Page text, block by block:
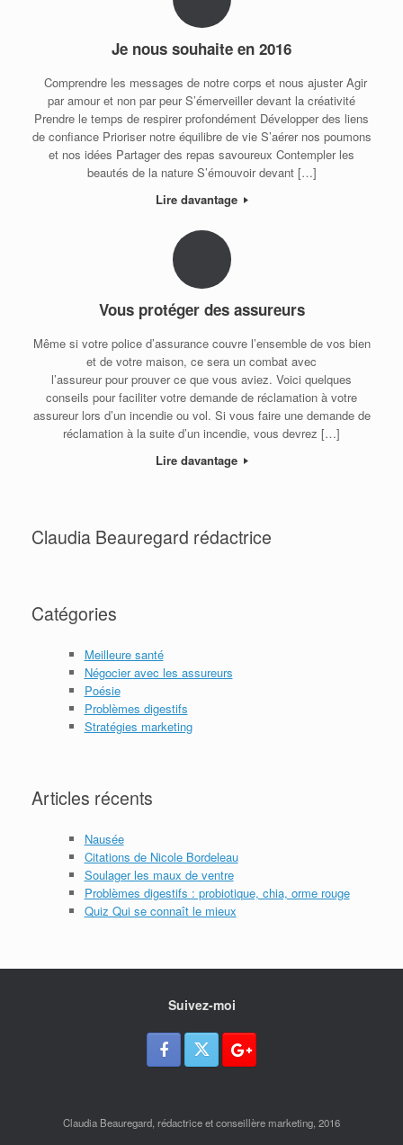
Je nous souhaite en 2016
Comprendre les messages de notre corps et nous ajuster Agir
par amour et non par peur S’émerveiller devant la créativité
Prendre le temps de respirer profondément Développer des liens
de confiance Prioriser notre équilibre de vie S’aérer nos poumons
et nos idées Partager des repas savoureux Contempler les
beautés de la nature S’émouvoir devant […]
Lire davantage
Vous protéger des assureurs
Même si votre police d’assurance couvre l’ensemble de vos bien
et de votre maison, ce sera un combat avec
l’assureur pour prouver ce que vous aviez. Voici quelques
conseils pour faciliter votre demande de réclamation à votre
assureur lors d’un incendie ou vol. Si vous faire une demande de
réclamation à la suite d’un incendie, vous devrez […]
Lire davantage
Claudia Beauregard rédactrice
Catégories
Meilleure santé
Négocier avec les assureurs
Poésie
Problèmes digestifs
Stratégies marketing
Articles récents
Nausée
Citations de Nicole Bordeleau
Soulager les maux de ventre
Problèmes digestifs : probiotique, chia, orme rouge
Quiz Qui se connaît le mieux
Suivez-moi
Claudia Beauregard, rédactrice et conseillère marketing, 2016